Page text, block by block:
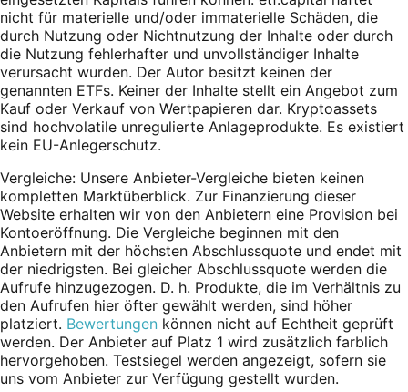
nicht für materielle und/oder immaterielle Schäden, die
durch Nutzung oder Nichtnutzung der Inhalte oder durch
die Nutzung fehlerhafter und unvollständiger Inhalte
verursacht wurden. Der Autor besitzt keinen der
genannten ETFs. Keiner der Inhalte stellt ein Angebot zum
Kauf oder Verkauf von Wertpapieren dar. Kryptoassets
sind hochvolatile unregulierte Anlageprodukte. Es existiert
kein EU-Anlegerschutz.
Vergleiche: Unsere Anbieter-Vergleiche bieten keinen
kompletten Marktüberblick. Zur Finanzierung dieser
Website erhalten wir von den Anbietern eine Provision bei
Kontoeröffnung. Die Vergleiche beginnen mit den
Anbietern mit der höchsten Abschlussquote und endet mit
der niedrigsten. Bei gleicher Abschlussquote werden die
Aufrufe hinzugezogen. D. h. Produkte, die im Verhältnis zu
den Aufrufen hier öfter gewählt werden, sind höher
platziert. Bewertungen können nicht auf Echtheit geprüft
werden. Der Anbieter auf Platz 1 wird zusätzlich farblich
hervorgehoben. Testsiegel werden angezeigt, sofern sie
uns vom Anbieter zur Verfügung gestellt wurden.